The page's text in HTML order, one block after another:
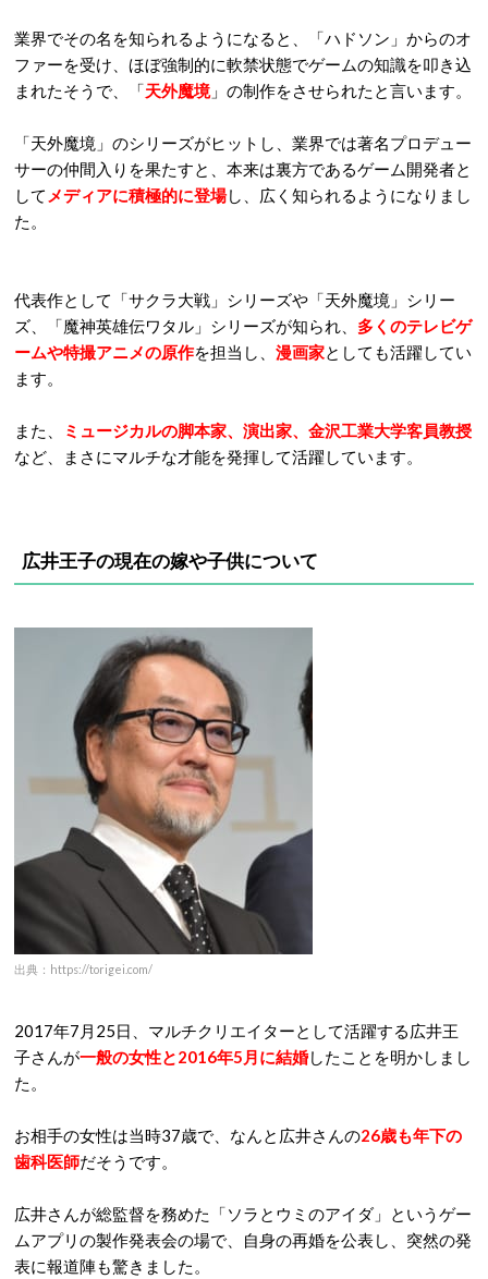
業界でその名を知られるようになると、「ハドソン」からのオ
ファーを受け、ほぼ強制的に軟禁状態でゲームの知識を叩き込
まれたそうで、「天外魔境」の制作をさせられたと言います。
「天外魔境」のシリーズがヒットし、業界では著名プロデュー
サーの仲間入りを果たすと、本来は裏方であるゲーム開発者と
して メディアに積極的に登場し、広く知られるようになりまし
た。
代表作として「サクラ大戦」シリーズや「天外魔境」シリー
ズ、「魔神英雄伝ワタル」シリーズが知られ、 多くのテレビゲ
ームや特撮アニメの原作を担当し、 漫画家としても活躍してい
ます。
また、
ミュージカルの脚本家、演出家、金沢工業大学客員教授
など、まさにマルチな才能を発揮して活躍しています。
広井王子の現在の嫁や子供について
出典：https://torigei.com/
2017年7 月 25日、マルチクリエイターとして活躍する広井王
子さんが一般の女性と2016年5 月に結婚したことを明かしまし
た。
お相手の女性は当時37歳で、なんと広井さんの26歳も年下の
歯科医師だそうです。
広井さんが総監督を務めた「ソラとウミのアイダ」というゲー
ムアプリの製作発表会の場で、自身の再婚を公表し、 突然の発
表に報道陣も驚きました。